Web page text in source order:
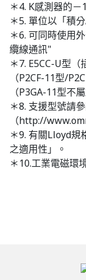
＊4. K感測器的
＊5. 單位以「積
＊6. 可同時使用
纜線通訊"
＊7. E5CC-U型
（P2CF-11型/
（P3GA-11型不
＊8. 支援型號請
（http://
＊9. 有關Lloyd規
之適用性」。
＊10.工業電磁環